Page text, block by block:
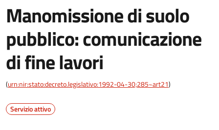
Manomissione di suolo
pubblico: comunicazione
di fine lavori
(urn:nir:stato:decreto.legislativo:1992-04-30;285~art21)
Servizio attivo